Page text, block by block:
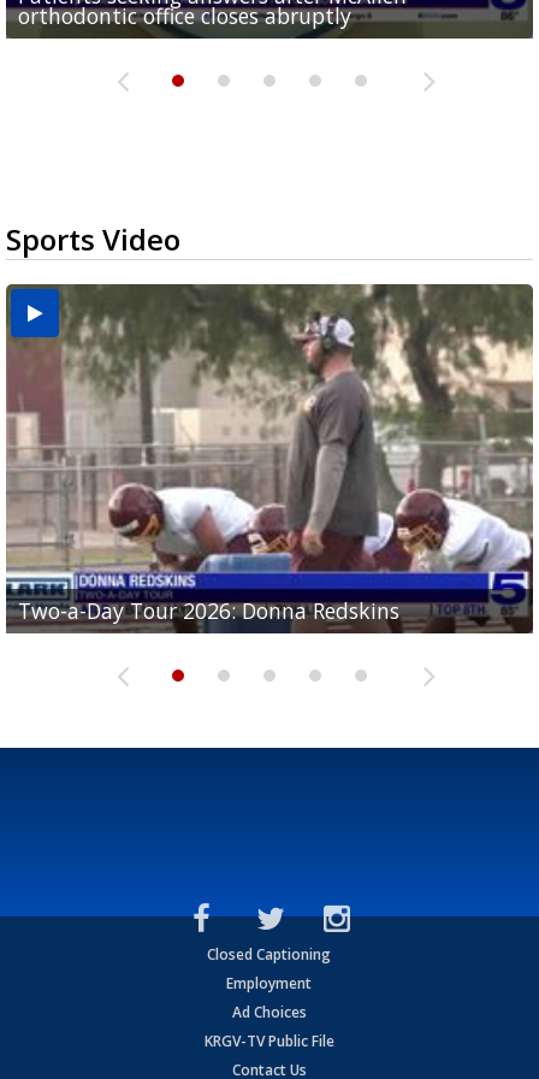
orthodontic office closes abruptly
Rowe...
Pharr...
at annual Technovate conference
Harlingen cancer clinic
Sports Video
Two-a-Day Tour 2026: Donna Redskins
Two-a-Day Tour 2026: Brownsville Pace Vikings
Two-a-Day Tour 2026: La Joya Coyotes
Two-a-Day Tour 2026: Rio Hondo Bobcats
Two-a-Day Tour 2026: Brownsville St. Joseph
Bloodhounds
Closed Captioning
Employment
Ad Choices
KRGV-TV Public File
Contact Us